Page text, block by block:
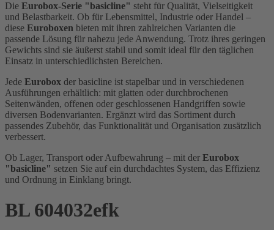
Die Eurobox-Serie "basicline" steht für Qualität, Vielseitigkeit
und Belastbarkeit. Ob für Lebensmittel, Industrie oder Handel –
diese Euroboxen bieten mit ihren zahlreichen Varianten die
passende Lösung für nahezu jede Anwendung. Trotz ihres geringen
Gewichts sind sie äußerst stabil und somit ideal für den täglichen
Einsatz in unterschiedlichsten Bereichen.
Jede Eurobox der basicline ist stapelbar und in verschiedenen
Ausführungen erhältlich: mit glatten oder durchbrochenen
Seitenwänden, offenen oder geschlossenen Handgriffen sowie
diversen Bodenvarianten. Ergänzt wird das Sortiment durch
passendes Zubehör, das Funktionalität und Organisation zusätzlich
verbessert.
Ob Lager, Transport oder Aufbewahrung – mit der Eurobox
"basicline" setzen Sie auf ein durchdachtes System, das Effizienz
und Ordnung in Einklang bringt.
BL 604032efk